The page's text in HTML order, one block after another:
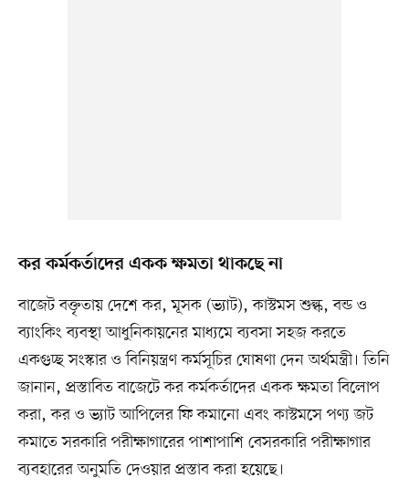
কর কর্মকর্তাদের একক ক্ষমতা থাকছে না
বাজেট বক্তৃতায় দেশে কর, মূসক (ভ্যাট), কাস্টমস শুল্ক, বন্ড ও
ব্যাংকিং ব্যবস্থা আধুনিকায়নের মাধ্যমে ব্যবসা সহজ করতে
একগুচ্ছ সংস্কার ও বিনিয়ন্ত্রণ কর্মসূচির ঘোষণা দেন অর্থমন্ত্রী। তিনি
জানান, প্রস্তাবিত বাজেটে কর কর্মকর্তাদের একক ক্ষমতা বিলোপ
করা, কর ও ভ্যাট আপিলের ফি কমানো এবং কাস্টমসে পণ্য জট
কমাতে সরকারি পরীক্ষাগারের পাশাপাশি বেসরকারি পরীক্ষাগার
ব্যবহারের অনুমতি দেওয়ার প্রস্তাব করা হয়েছে।